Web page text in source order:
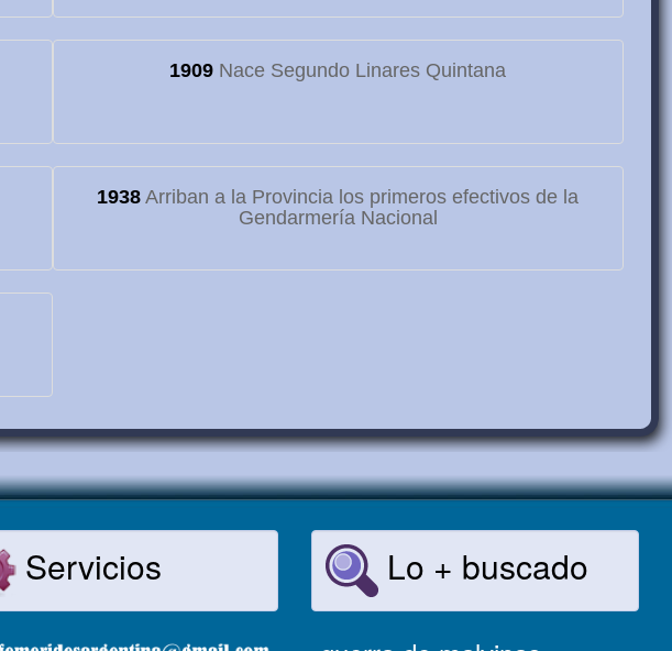
1909 Nace Segundo Linares Quintana
1938 Arriban a la Provincia los primeros efectivos de la
Gendarmería Nacional
Servicios Lo + buscado